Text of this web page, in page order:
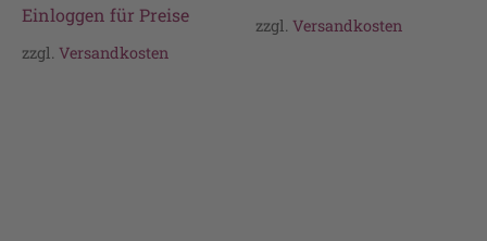
Einloggen für Preise
zzgl. Versandkosten
zzgl.Versandkosten